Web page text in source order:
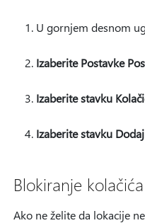
U gornjem desnom
Izaberite Postavke
Izaberite stavku
Izaberite stavku Dodaj
Blokiranje
Ako ne želite da lokacije